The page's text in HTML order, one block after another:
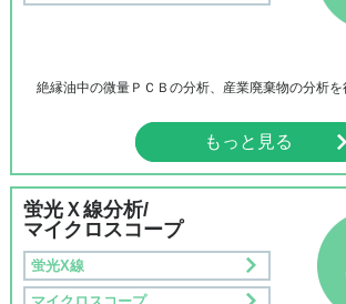
絶縁油中の微量ＰＣＢの分析、産業廃棄物の分析を
もっと見る
蛍光Ｘ線分析/
マイクロスコープ
蛍光X線